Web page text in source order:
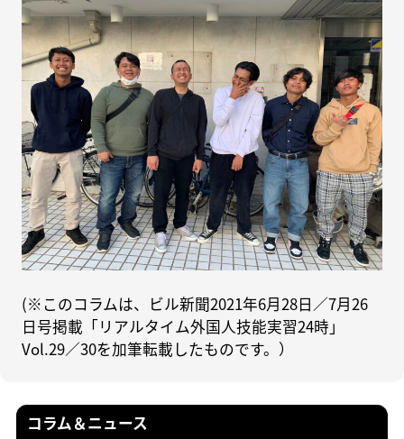
(※このコラムは、ビル新聞2021年6月28日／7月26
日号掲載「リアルタイム外国人技能実習24時」
Vol.29／30を加筆転載したものです。）
コラム＆ニュース